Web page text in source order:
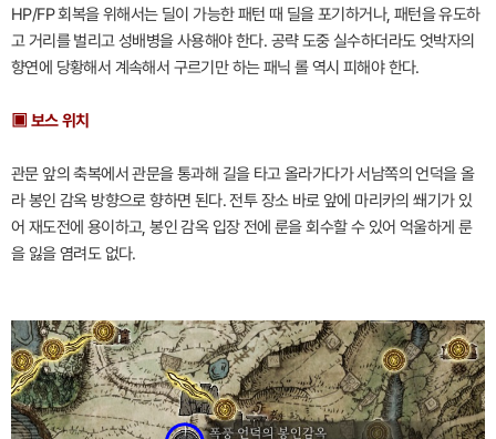
HP/FP 회복을 위해서는 딜이 가능한 패턴 때 딜을 포기하거나, 패턴을 유도하
고 거리를 벌리고 성배병을 사용해야 한다. 공략 도중 실수하더라도 엇박자의
향연에 당황해서 계속해서 구르기만 하는 패닉 롤 역시 피해야 한다.
▣ 보스 위치
관문 앞의 축복에서 관문을 통과해 길을 타고 올라가다가 서남쪽의 언덕을 올
라 봉인 감옥 방향으로 향하면 된다. 전투 장소 바로 앞에 마리카의 쐐기가 있
어 재도전에 용이하고, 봉인 감옥 입장 전에 룬을 회수할 수 있어 억울하게 룬
을 잃을 염려도 없다.